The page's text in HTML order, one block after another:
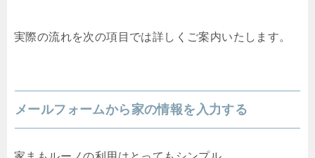
実際の流れを次の項目では詳しくご案内いたします。
メールフォームから家の情報を入力する